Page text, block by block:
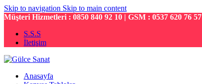
Skip to navigation Skip to main content
Müşteri Hizmetleri : 0850 840 92 10 | GSM : 0537 620 76 57
S.S.S
İletişim
Anasayfa